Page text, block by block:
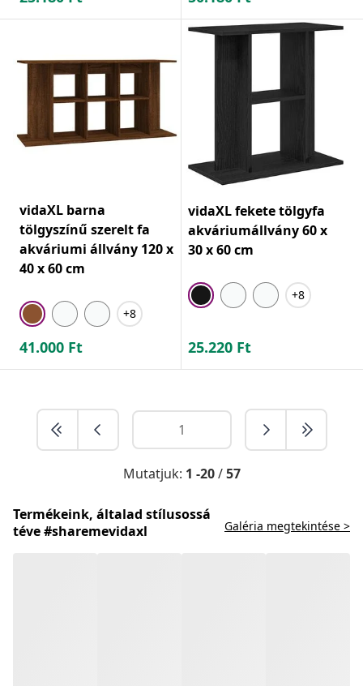
vidaXL barna
tölgyszínű szerelt fa
akváriumi állvány 120 x
40 x 60 cm
+8
41.000 Ft
vidaXL fekete tölgyfa
akváriumállvány 60 x
30 x 60 cm
+8
25.220 Ft
Mutatjuk: 1 -20/57
Termékeink, általad stílusossá
téve #sharemevidaxl
Galéria megtekintése >